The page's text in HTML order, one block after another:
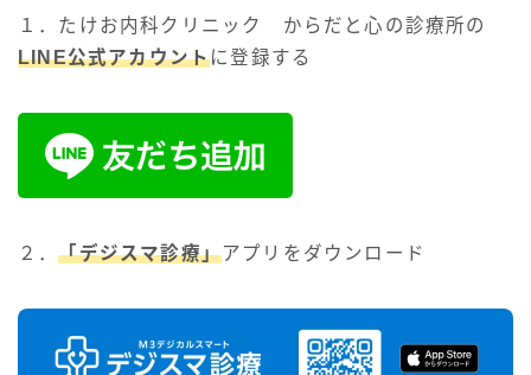
お問い合わせ
１．たけお内科クリニック からだと心の診療所の
LINE公式アカウントに登録する
２．「デジスマ診療」アプリをダウンロード